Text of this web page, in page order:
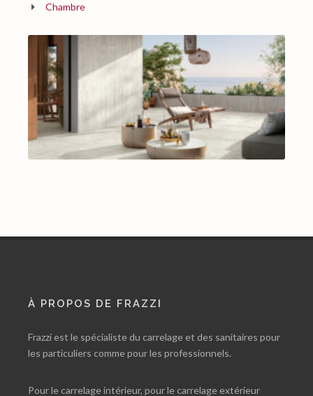
Chambre
À PROPOS DE FRAZZI
Frazzi est le spécialiste du carrelage et des sanitaires pour
les particuliers comme pour les professionnels.
Pour le carrelage intérieur, pour le carrelage extérieur